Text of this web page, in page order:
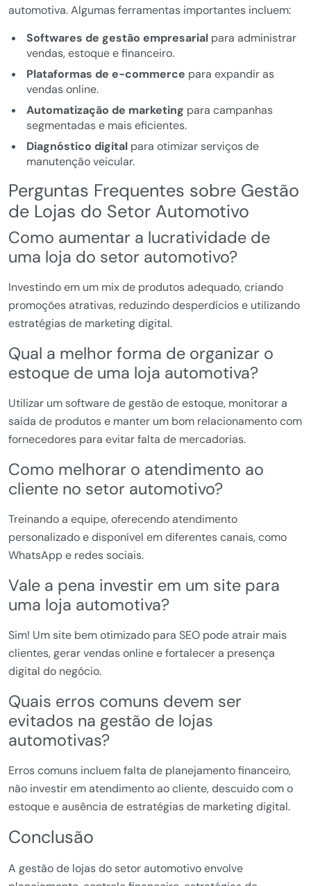
automotiva. Algumas ferramentas importantes incluem:
Softwares de gestão empresarialpara administrar
vendas, estoque e financeiro.
Plataformas de e-commerce para expandir as
vendas online.
Automatização de marketing para campanhas
segmentadas e mais eficientes.
Diagnóstico digitalpara otimizar serviços de
manutenção veicular.
Perguntas Frequentes sobre Gestão
de Lojas do Setor Automotivo
Como aumentar a lucratividade de
uma loja do setor automotivo?
Investindo em um mix de produtos adequado, criando
promoções atrativas, reduzindo desperdícios e utilizando
estratégias de marketing digital.
Qual a melhor forma de organizar o
estoque de uma loja automotiva?
Utilizar um software de gestão de estoque, monitorar a
saída de produtos e manter um bom relacionamento com
fornecedores para evitar falta de mercadorias.
Como melhorar o atendimento ao
cliente no setor automotivo?
Treinando a equipe, oferecendo atendimento
personalizado e disponível em diferentes canais, como
WhatsApp e redes sociais.
Vale a pena investir em um site para
uma loja automotiva?
Sim! Um site bem otimizado para SEO pode atrair mais
clientes, gerar vendas online e fortalecer a presença
digital do negócio.
Quais erros comuns devem ser
evitados na gestão de lojas
automotivas?
Erros comuns incluem falta de planejamento financeiro,
não investir em atendimento ao cliente, descuido com o
estoque e ausência de estratégias de marketing digital.
Conclusão
A gestão de lojas do setor automotivo envolve